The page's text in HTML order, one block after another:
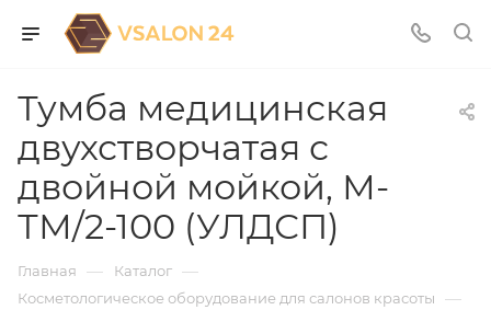
Тумба медицинская
двухстворчатая с
двойной мойкой, М-
ТМ/2-100 (УЛДСП)
Главная — Каталог —
Косметологическое оборудование для салонов красоты —